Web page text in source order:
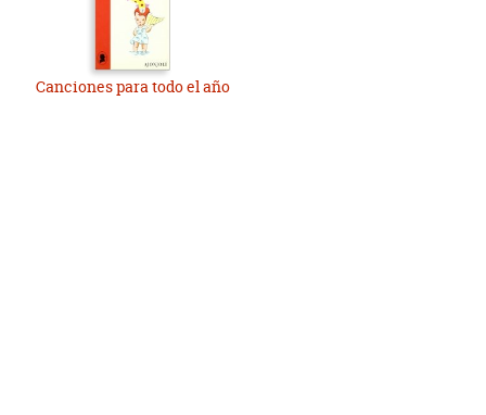
Canciones para todo el año